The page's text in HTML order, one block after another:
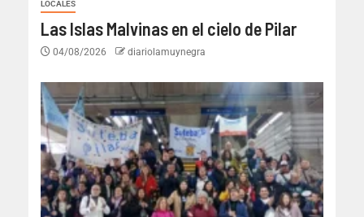
LOCALES
Las Islas Malvinas en el cielo de Pilar
04/08/2026 diariolamuynegra